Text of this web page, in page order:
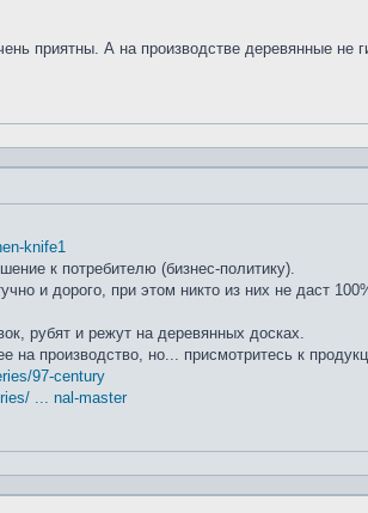
приятны. А на производстве деревянные не
knife1
к потребителю (бизнес-политику).
и дорого, при этом никто из них не даст
рубят и режут на деревянных досках.
на производство, но... присмотритесь к
97-century
... nal-master